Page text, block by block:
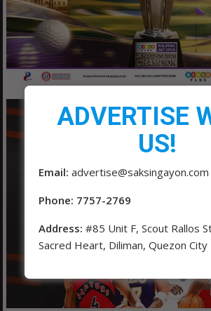
ADVERTISE
US!
Email: advertise@saksingayon.com
Phone: 7757-2769
Address: #85 Unit F, Scout Rallos
Sacred Heart, Diliman, Quezon City